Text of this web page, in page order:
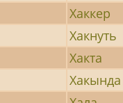
Хаккер
Хакнуть
Хакта
Хакында